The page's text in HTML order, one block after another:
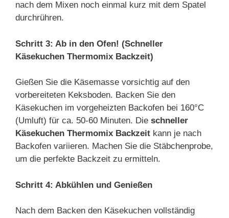
nach dem Mixen noch einmal kurz mit dem Spatel
durchrühren.
Schritt 3: Ab in den Ofen! (Schneller
Käsekuchen Thermomix Backzeit)
Gießen Sie die Käsemasse vorsichtig auf den
vorbereiteten Keksboden. Backen Sie den
Käsekuchen im vorgeheizten Backofen bei 160°C
(Umluft) für ca. 50-60 Minuten. Die schneller
Käsekuchen Thermomix Backzeit kann je nach
Backofen variieren. Machen Sie die Stäbchenprobe,
um die perfekte Backzeit zu ermitteln.
Schritt 4: Abkühlen und Genießen
Nach dem Backen den Käsekuchen vollständig